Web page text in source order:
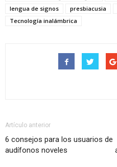
lengua de signos
presbiacusia
Tecnología inalámbrica
Artículo anterior
6 consejos para los usuarios de
audífonos noveles